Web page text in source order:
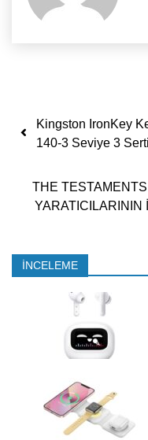
Yazı
Kingston IronKey
140-3 Seviye 3
THE TESTAMENTS
YARATICILARININ
İNCELEME